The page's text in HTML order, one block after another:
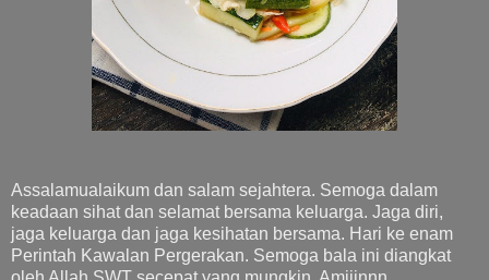
Assalamualaikum dan salam sejahtera. Semoga dalam
keadaan sihat dan selamat bersama keluarga. Jaga diri,
jaga keluarga dan jaga kesihatan bersama. Hari ke enam
Perintah Kawalan Pergerakan. Semoga bala ini diangkat